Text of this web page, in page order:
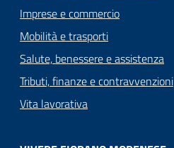
Imprese e commercio
Mobilità e trasporti
Salute, benessere e assistenza
Tributi, finanze e contravvenzioni
Vita lavorativa